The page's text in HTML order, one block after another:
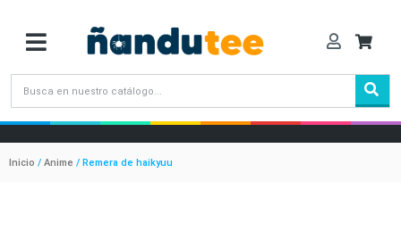
Inicio / Anime / Remera de haikyuu